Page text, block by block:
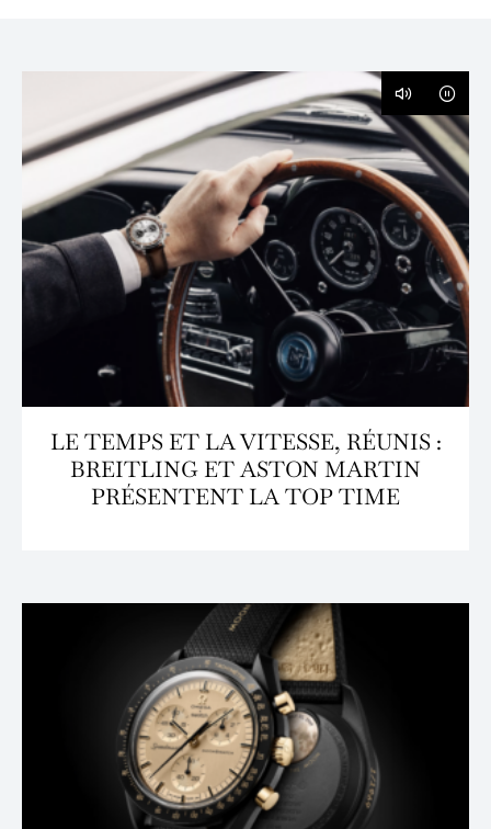
LE TEMPS ET LA VITESSE, RÉUNIS :
BREITLING ET ASTON MARTIN
PRÉSENTENT LA TOP TIME